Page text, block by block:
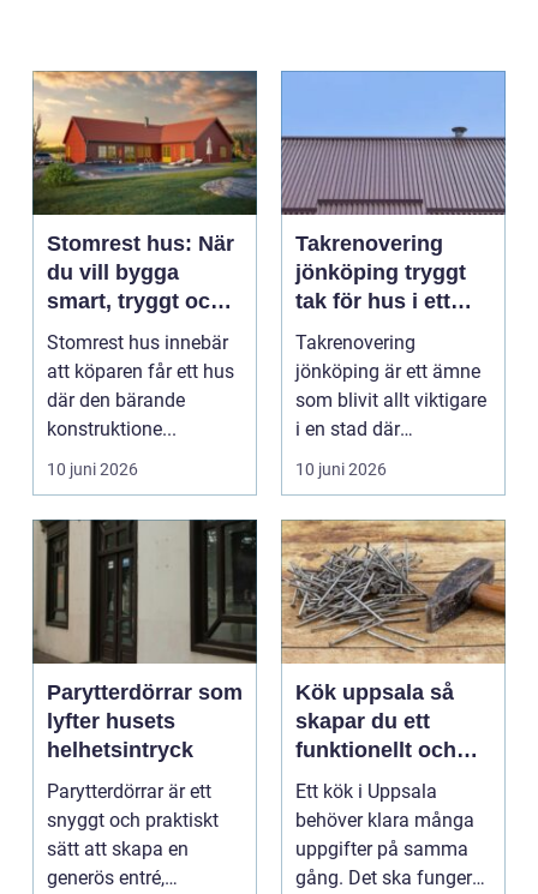
Stomrest hus: När
du vill bygga
smart, tryggt och
flexibelt
Stomrest hus innebär
att köparen får ett hus
där den bärande
konstruktione...
10 juni 2026
Takrenovering
jönköping tryggt
tak för hus i ett
utsatt klimat
Takrenovering
jönköping är ett ämne
som blivit allt viktigare
i en stad där
väderväxlingar,
10 juni 2026
Parytterdörrar som
lyfter husets
helhetsintryck
Parytterdörrar är ett
snyggt och praktiskt
sätt att skapa en
generös entré,
Kök uppsala så
skapar du ett
funktionellt och
personligt kök
Ett kök i Uppsala
behöver klara många
uppgifter på samma
gång. Det ska fungera